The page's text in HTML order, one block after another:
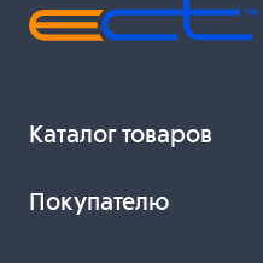
Каталог товаров
Покупателю